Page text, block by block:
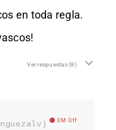
en toda regla.
Ver respuestas(8)
EM Off